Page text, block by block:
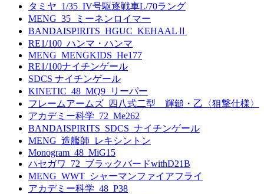
タミヤ_1/35_IV号駆逐戦車L/70ラング
MENG_35_ミーネンロイマー
BANDAISPIRITS_HGUC_KEHAALⅡ
RE1/100_ハンマ・ハンマ
MENG_MENGKIDS_He177
RE1/100ナイチンゲール
SDCS ナイチンゲール
KINETIC_48_MQ9_リーパー
フレームアームズ_四八式二型 輝鎚・乙〈狙撃仕様〉
アカデミー科学_72_Me262
BANDAISPIRITS_SDCS_ナイチンゲール
MENG_造艦師_レキシントン
Monogram_48_MiG15
ハセガワ_72_ブラックバードwithD21B
MENG_WWT_シャーマンファイアフライ
アカデミー科学_48_P38